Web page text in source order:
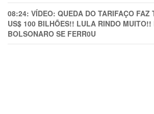
08:24: VÍDEO: QUEDA DO TARIFAÇO FAZ
US$ 100 BILHÕES!! LULA RINDO MUITO!!
BOLSONARO SE FERR0U